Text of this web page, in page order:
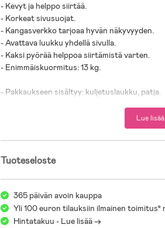
- Kevyt ja helppo siirtää.
- Korkeat sivusuojat.
- Kangasverkko tarjoaa hyvän näkyvyyden.
- Avattava luukku yhdellä sivulla.
- Kaksi pyörää helppoa siirtämistä varten.
- Enimmäiskuormitus: 13 kg.
- Pakkaukseen sisältyy: kuljetuslaukku, patja.
- Kehykset: Teräs.
Lue lisää
Tuoteseloste
365 päivän avoin kauppa
Yli 100 euron tilauksiin ilmainen toimitus*
Hintatakuu - Lue lisää ->